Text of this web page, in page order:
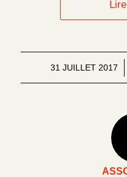
31 JUILLET 2017
/